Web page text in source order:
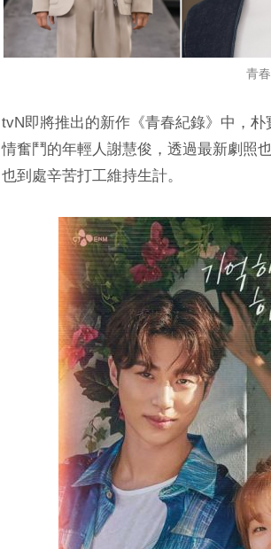
青
tvN即將推出的新作《青春紀錄》中，
情奮鬥的年輕人謝慧俊，透過最新劇照
也到處辛苦打工維持生計。